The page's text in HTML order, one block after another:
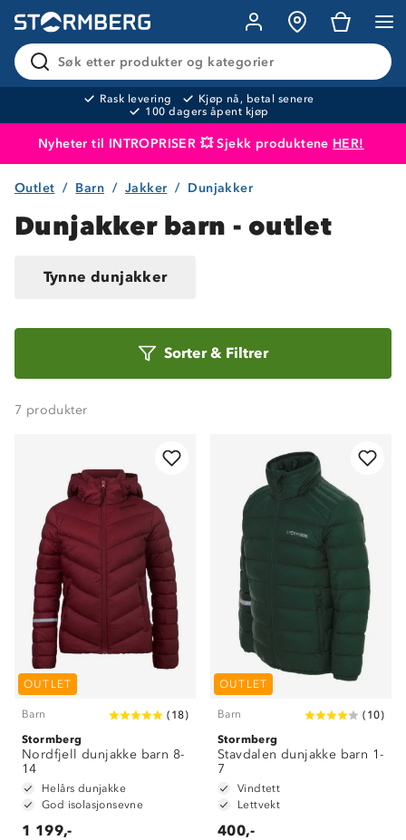
Søk etter produkter og kategorier
Rask levering
Kjøp nå, betal senere
100 dagers åpent kjøp
Nyheter til INTROPRISER 💥 Sjekk produktene HER!
Produktet er lagt i handlekurven
Outlet Barn Jakker Dunjakker
Dunjakker barn - outlet
Tynne dunjakker
Sorter& Filtrer
7 produkter
OUTLET
Barn ( 18)
Stormberg
Nordfjell dunjakke barn 8-
14
Helårs dunjakke
God isolasjonsevne
1 199,-
OUTLET
Barn ( 10)
Stormberg
Stavdalen dunjakke barn 1-
7
Vindtett
Lettvekt
400,-